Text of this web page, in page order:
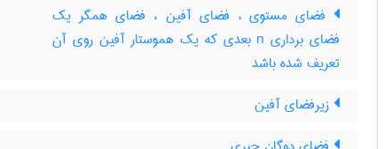
فضای مستوی ، فضای آفین ، فضای همگر یک
فضای برداری n بعدی که یک هموستار آفین روی آن
تعریف شده باشد
زیرفضای آفین